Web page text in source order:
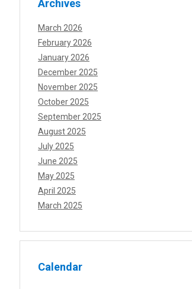
Archives
March 2026
February 2026
January 2026
December 2025
November 2025
October 2025
September 2025
August 2025
July 2025
June 2025
May 2025
April 2025
March 2025
Calendar